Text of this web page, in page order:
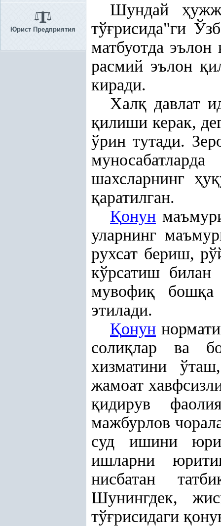
Юрист Предприятия
Шундайҳ
тўғрисида"ги
матбуотда эълон
расмий эълонқ
киради.
Халқ давлат
қилиши керак,
ўрин тутади.
шахсларнинг ҳуқ
қаратилган.
Қонун
уларнинг
рухсат бериш,
кўрсатиш билан
мувофиқ бошқа
этилади.
Қонун
солиқлар ва
хизматини
жамоат
қидирув
мажбурлов
суд ишини
ишларни
нисбатан татби
Шунингдек,
тўғрисидаги қ